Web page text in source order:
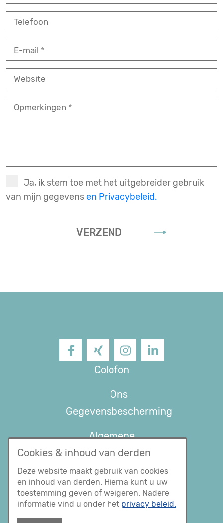
Telefoon
E-mail
Website
Opmerkingen
Ja, ik stem toe met het uitgebreider gebruik
van mijn gegevens en Privacybeleid.
VERZEND
Facebook XING InstagramLinkedIn
Colofon
Ons
Gegevensbescherming
Algemene
voorwaarden
Cookies & inhoud van derden
Deze website maakt gebruik van cookies
en inhoud van derden. Hierna kunt u uw
toestemming geven of weigeren. Nadere
informatie vind u onder het privacy beleid.